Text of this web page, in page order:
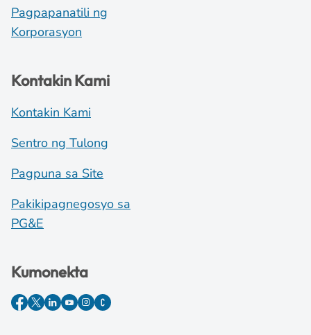
Pagpapanatili ng
Korporasyon
Kontakin Kami
Kontakin Kami
Sentro ng Tulong
Pagpuna sa Site
Pakikipagnegosyo sa
PG&E
Kumonekta